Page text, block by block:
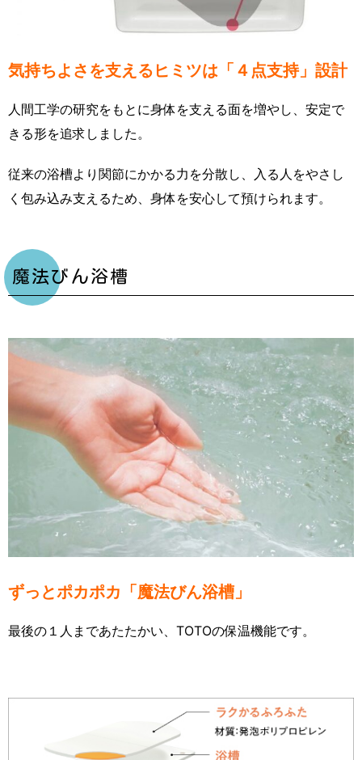
気持ちよさを支えるヒミツは「４点支持」設計
人間工学の研究をもとに身体を支える面を増やし、安定で
きる形を追求しました。
従来の浴槽より関節にかかる力を分散し、入る人をやさし
く包み込み支えるため、身体を安心して預けられます。
魔法びん浴槽
ずっとポカポカ「魔法びん浴槽」
最後の１人まであたたかい、TOTOの保温機能です。